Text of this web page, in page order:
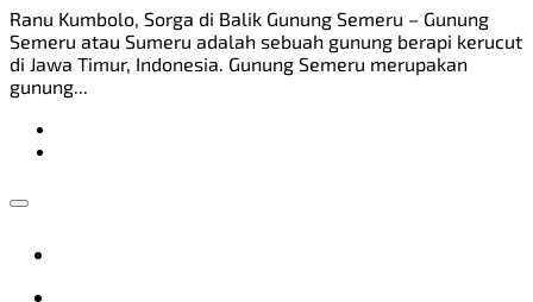
Ranu Kumbolo, Sorga di Balik Gunung Semeru – Gunung
Semeru atau Sumeru adalah sebuah gunung berapi kerucut
di Jawa Timur, Indonesia. Gunung Semeru merupakan
gunung...